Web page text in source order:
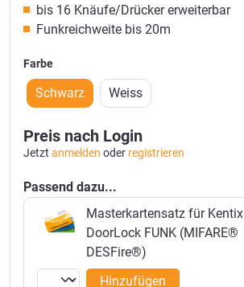
bis 16 Knäufe/Drücker erweiterbar
Funkreichweite bis 20m
Farbe
Schwarz Weiss
Preis nach Login
Jetzt anmelden oder registrieren
Passend dazu...
Masterkartensatz für Kentix
DoorLock FUNK (MIFARE®
DESFire®)
Hinzufügen